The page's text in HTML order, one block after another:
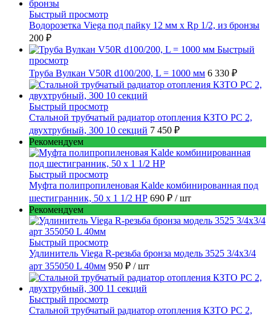
Быстрый просмотр
Водорозетка Viega под пайку 12 мм х Rp 1/2, из бронзы
200 ₽
Быстрый
просмотр
Труба Вулкан V50R d100/200, L = 1000 мм 6 330 ₽
Быстрый просмотр
Стальной трубчатый радиатор отопления КЗТО РС 2,
двухтрубный, 300 10 секций 7 450 ₽
Рекомендуем
Быстрый просмотр
Муфта полипропиленовая Kalde комбинированная под
шестигранник, 50 x 1 1/2 НР 690 ₽ / шт
Рекомендуем
Быстрый просмотр
Удлинитель Viega R-резьба бронза модель 3525 3/4x3/4
арт 355050 L 40мм 950 ₽ / шт
Быстрый просмотр
Стальной трубчатый радиатор отопления КЗТО РС 2,